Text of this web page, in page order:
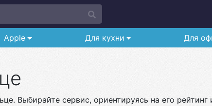
Apple Для кухни Для
Выбирайте сервис, ориентируясь на его рейтинг